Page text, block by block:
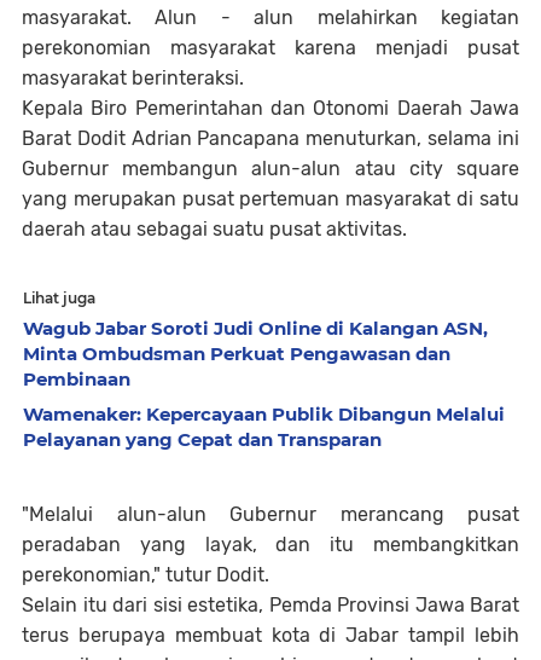
masyarakat. Alun - alun melahirkan kegiatan
perekonomian masyarakat karena menjadi pusat
masyarakat berinteraksi.
Kepala Biro Pemerintahan dan Otonomi Daerah Jawa
Barat Dodit Adrian Pancapana menuturkan, selama ini
Gubernur membangun alun-alun atau city square
yang merupakan pusat pertemuan masyarakat di satu
daerah atau sebagai suatu pusat aktivitas.
Lihat juga
Wagub Jabar Soroti Judi Online di Kalangan ASN,
Minta Ombudsman Perkuat Pengawasan dan
Pembinaan
Wamenaker: Kepercayaan Publik Dibangun Melalui
Pelayanan yang Cepat dan Transparan
"Melalui alun-alun Gubernur merancang pusat
peradaban yang layak, dan itu membangkitkan
perekonomian," tutur Dodit.
Selain itu dari sisi estetika, Pemda Provinsi Jawa Barat
terus berupaya membuat kota di Jabar tampil lebih